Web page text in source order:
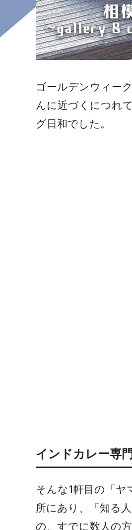
ゴールデンウィー
んに近づくにつれ
グ日和でした。
インドカレー専
そんな1軒目の「ヤ
所にあり、「知る
の、すでに数人の